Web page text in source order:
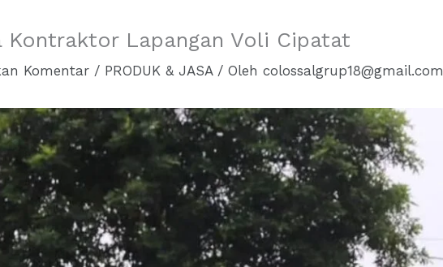
Kontraktor Lapangan Voli Cipatat
Komentar / PRODUK & JASA/ Olehcolossalgrup18@gmail.com